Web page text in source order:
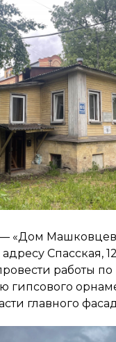
— «Дом
Спасская,
работы по
гипсового
главного